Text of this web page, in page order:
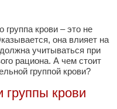
крови – это не
она влияет на
учитываться при
рациона. А чем стоит
группой крови?
группы крови